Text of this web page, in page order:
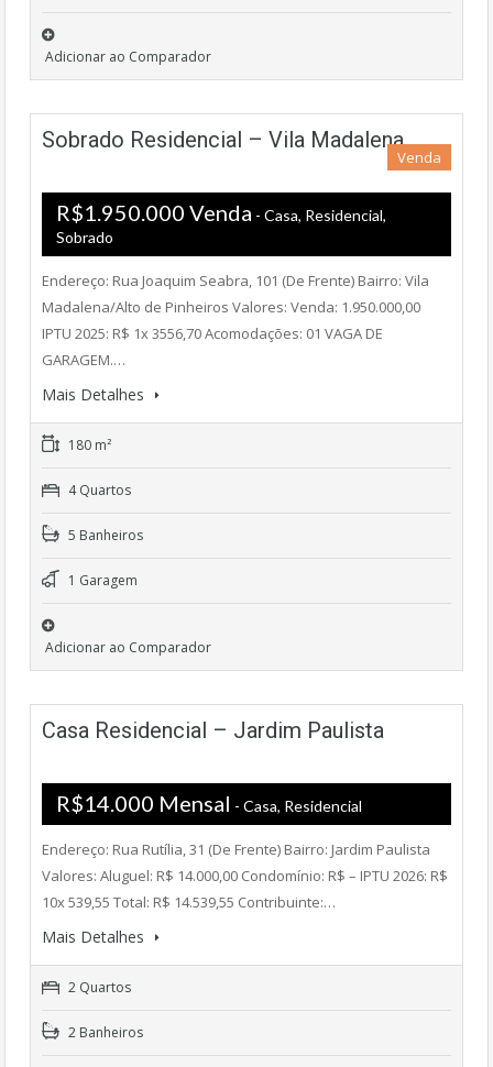
Adicionar ao Comparador
Sobrado Residencial – Vila Madalena
Venda
R$1.950.000 Venda - Casa, Residencial,
Sobrado
Endereço: Rua Joaquim Seabra, 101 (De Frente) Bairro: Vila
Madalena/Alto de Pinheiros Valores: Venda: 1.950.000,00
IPTU 2025: R$ 1x 3556,70 Acomodações: 01 VAGA DE
GARAGEM.…
Mais Detalhes
180 m²
4 Quartos
5 Banheiros
1 Garagem
Adicionar ao Comparador
Casa Residencial – Jardim Paulista
R$14.000 Mensal - Casa, Residencial
Endereço: Rua Rutília, 31 (De Frente) Bairro: Jardim Paulista
Valores: Aluguel: R$ 14.000,00 Condomínio: R$ – IPTU 2026: R$
10x 539,55 Total: R$ 14.539,55 Contribuinte:…
Mais Detalhes
2 Quartos
2 Banheiros